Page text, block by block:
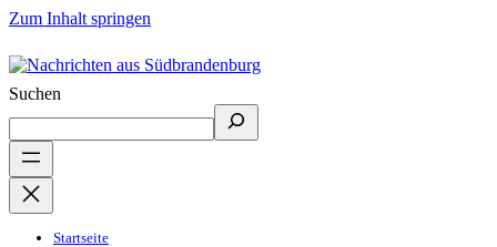
Zum Inhalt springen
Suchen
Startseite